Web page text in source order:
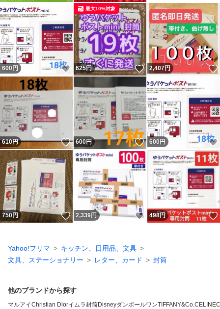
600 円 いいね！
625円 いいね！
最大10%対象
2,407円
610円 いいね！
600円 いいね！
600 円
750円 いいね！
2,339円 いいね！
498円
Yahoo!フリマ
キッチン、日用品、文具
文具、ステーショナリー
レター、カード 封筒
他のブランドから探す
マルアイChristian Diorイムラ封筒DisneyダンボールワンTIFFANY&Co.CELINE